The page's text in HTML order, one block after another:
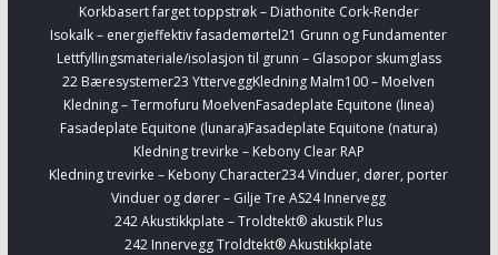
Korkbasert farget toppstrøk – Diathonite Cork-Render
Isokalk – energieffektiv fasademørtel21 Grunn og Fundamenter
Lettfyllingsmateriale/isolasjon til grunn – Glasopor skumglass
22 Bæresystemer23 YtterveggKledning Malm100 – Moelven
Kledning – Termofuru MoelvenFasadeplate Equitone (linea)
Fasadeplate Equitone (lunara)Fasadeplate Equitone (natura)
Kledning trevirke – Kebony Clear RAP
Kledning trevirke – Kebony Character234 Vinduer, dører, porter
Vinduer og dører – Gilje Tre AS24 Innervegg
242 Akustikkplate – Troldtekt® akustik Plus
242 Innervegg Troldtekt® Akustikkplate